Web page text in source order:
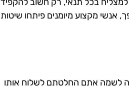
אנשי מקצוע מיומנים פיתחו שיטות
לשמה אתם החלטתם לשלוח אותו